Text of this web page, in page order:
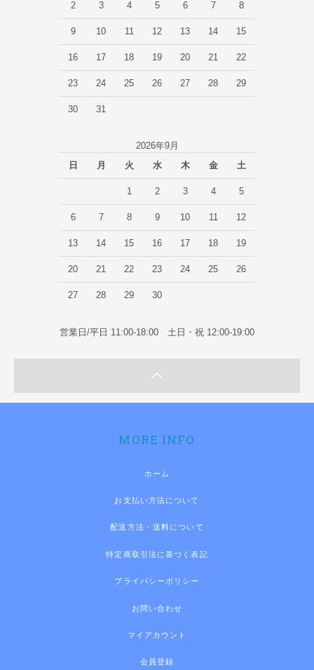
2 3 4 5 6 7 8
9 10 11 12 13 14 15
16 17 18 19 20 21 22
23 24 25 26 27 28 29
30 31
2026年9月
日
月 火 水 木 金 土
1 2 3 4 5
6 7 8 9 10 11 12
13 14 15 16 17 18 19
20 21 22 23 24 25 26
27 28 29 30
営業日/平日 11:00-18:00 土日・祝 12:00-19:00
MORE INFO
ホーム
お支払い方法について
配送方法・送料について
特定商取引法に基づく表記
プライバシーポリシー
お問い合わせ
マイアカウント
会員登録